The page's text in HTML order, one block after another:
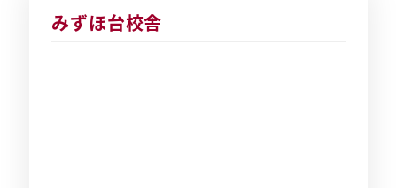
みずほ台校舎